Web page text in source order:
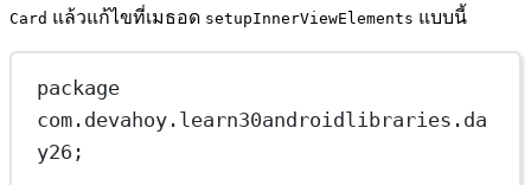
Card แล้วแก้ไขที่เมธอด setupInnerViewElements แบบนี้
package
com.devahoy.learn30androidlibraries.da
y26;